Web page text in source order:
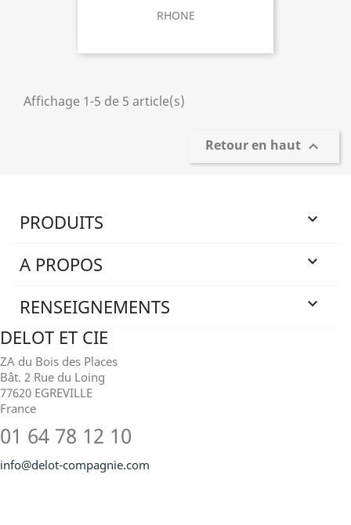
RHONE
Affichage 1-5 de 5 article(s)
Retour en haut 
PRODUITS 
A PROPOS 
RENSEIGNEMENTS 
DELOT ET CIE
ZA du Bois des Places
Bât. 2 Rue du Loing
77620 EGREVILLE
France
01 64 78 12 10
info@delot-compagnie.com